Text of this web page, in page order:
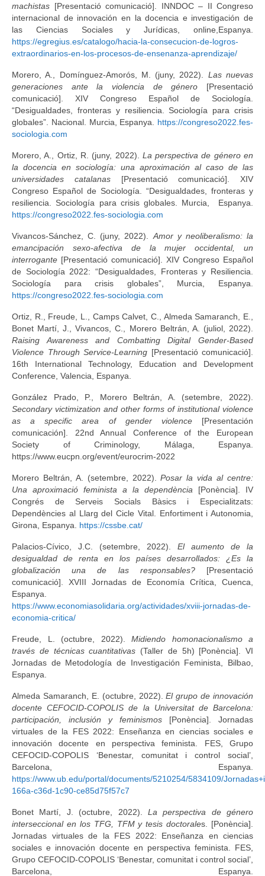
machistas [Presentació comunicació]. INNDOC – II Congreso
internacional de innovación en la docencia e investigación de
las Ciencias Sociales y Jurídicas, online,Espanya.
https://egregius.es/catalogo/hacia-la-consecucion-de-logros-
extraordinarios-en-los-procesos-de-ensenanza-aprendizaje/
Morero, A., Domínguez-Amorós, M. (juny, 2022). Las nuevas
generaciones ante la violencia de género [Presentació
comunicació]. XIV Congreso Español de Sociología.
“Desigualdades, fronteras y resiliencia. Sociología para crisis
globales”. Nacional. Murcia, Espanya. https://congreso2022.fes-
sociologia.com
Morero, A., Ortiz, R. (juny, 2022). La perspectiva de género en
la docencia en sociología: una aproximación al caso de las
universidades catalanas[Presentació comunicació]. XIV
Congreso Español de Sociología. “Desigualdades, fronteras y
resiliencia. Sociología para crisis globales. Murcia, Espanya.
https://congreso2022.fes-sociologia.com
Vivancos-Sánchez, C. (juny, 2022). Amor y neoliberalismo: la
emancipación sexo-afectiva de la mujer occidental, un
interrogante [Presentació comunicació]. XIV Congreso Español
de Sociología 2022: “Desigualdades, Fronteras y Resiliencia.
Sociología para crisis globales”, Murcia, Espanya.
https://congreso2022.fes-sociologia.com
Ortiz, R., Freude, L., Camps Calvet, C., Almeda Samaranch, E.,
Bonet Martí, J., Vivancos, C., Morero Beltrán, A. (juliol, 2022).
Raising Awareness and Combatting Digital Gender-Based
Violence Through Service-Learning [Presentació comunicació].
16th International Technology, Education and Development
Conference, Valencia, Espanya.
González Prado, P., Morero Beltrán, A. (setembre, 2022).
Secondary victimization and other forms of institutional violence
as a specific area of gender violence[Presentación
comunicación]. 22nd Annual Conference of the European
Society of Criminology, Málaga, Espanya.
https://www.eucpn.org/event/eurocrim-2022
Morero Beltrán, A. (setembre, 2022).Posar la vida al centre:
Una aproximació feminista a la dependència [Ponència]. IV
Congrés de Serveis Socials Bàsics i Especialitzats:
Dependències al Llarg del Cicle Vital. Enfortiment i Autonomia,
Girona, Espanya. https://cssbe.cat/
Palacios-Cívico, J.C. (setembre, 2022). El aumento de la
desigualdad de renta en los países desarrollados: ¿Es la
globalización una de las responsables?[Presentació
comunicació]. XVIII Jornadas de Economía Crítica, Cuenca,
Espanya.
https://www.economiasolidaria.org/actividades/xviii-jornadas-de-
economia-critica/
Freude, L. (octubre, 2022). Midiendo homonacionalismo a
través de técnicas cuantitativas (Taller de 5h) [Ponència]. VI
Jornadas de Metodología de Investigación Feminista, Bilbao,
Espanya.
Almeda Samaranch, E. (octubre, 2022). El grupo de innovación
docente CEFOCID-COPOLIS de la Universitat de Barcelona:
participación, inclusión y feminismos [Ponència]. Jornadas
virtuales de la FES 2022: Enseñanza en ciencias sociales e
innovación docente en perspectiva feminista. FES, Grupo
CEFOCID-COPOLIS ‘Benestar, comunitat i control social’,
Barcelona, Espanya.
https://www.ub.edu/portal/documents/5210254/5834109/
166a-c36d-1c90-ce85d75f57c7
Bonet Martí, J. (octubre, 2022). La perspectiva de género
interseccional en los TFG, TFM y tesis doctorales. [Ponència].
Jornadas virtuales de la FES 2022: Enseñanza en ciencias
sociales e innovación docente en perspectiva feminista. FES,
Grupo CEFOCID-COPOLIS ‘Benestar, comunitat i control social’,
Barcelona, Espanya.